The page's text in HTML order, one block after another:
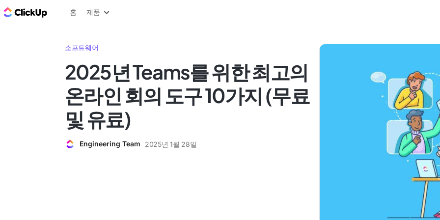
ClickUp 블로그
홈 제품
소프트웨어
2025년 Teams를 위한 최고의
온라인 회의 도구 10가지 (무료
및 유료)
Engineering Team 2025년 1월 28일